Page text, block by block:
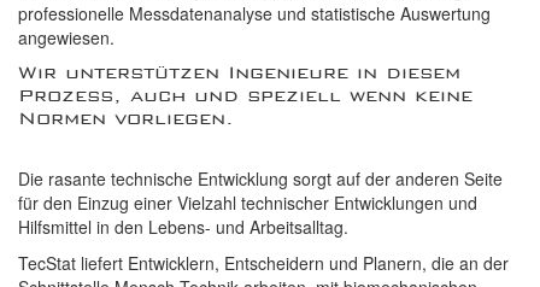
professionelle Messdatenanalyse und statistische Auswertung
angewiesen.
Wir unterstützen Ingenieure in diesem
Prozess, auch und speziell wenn keine
Normen vorliegen.
Die rasante technische Entwicklung sorgt auf der anderen Seite
für den Einzug einer Vielzahl technischer Entwicklungen und
Hilfsmittel in den Lebens- und Arbeitsalltag.
TecStat liefert Entwicklern, Entscheidern und Planern, die an der